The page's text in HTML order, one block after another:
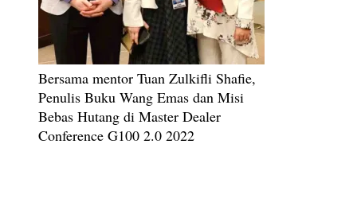
Bersama mentor Tuan Zulkifli Shafie,
Penulis Buku Wang Emas dan Misi
Bebas Hutang di Master Dealer
Conference G100 2.0 2022